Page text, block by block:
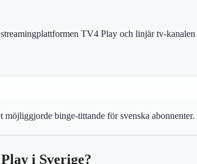
TV4 Play och linjär tv-
binge-tittande för svenska
i Sverige?